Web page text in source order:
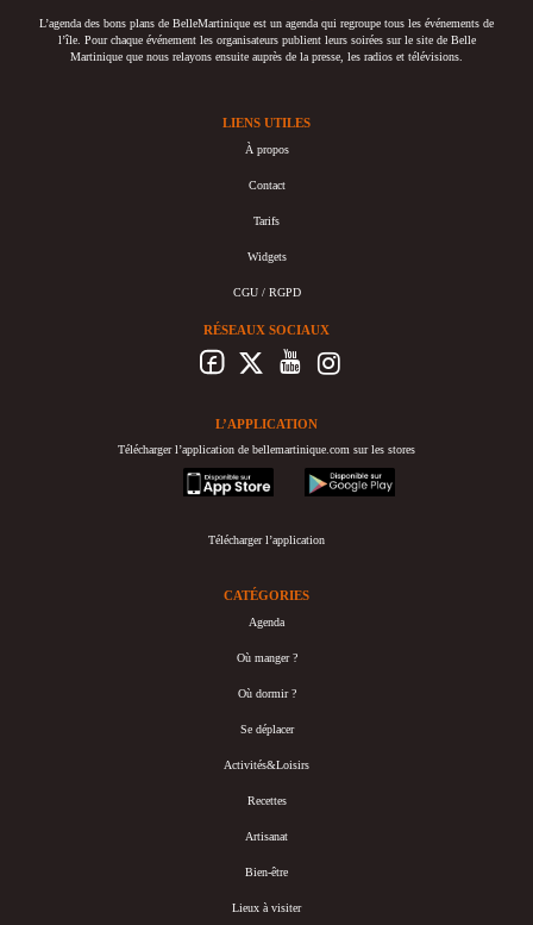
L’agenda des bons plans de BelleMartinique est un agenda qui regroupe tous les événements de
l’île. Pour chaque événement les organisateurs publient leurs soirées sur le site de Belle
Martinique que nous relayons ensuite auprès de la presse, les radios et télévisions.
LIENS UTILES
À propos
Contact
Tarifs
Widgets
CGU / RGPD
RÉSEAUX SOCIAUX
L’APPLICATION
Télécharger l’application de bellemartinique.com sur les stores
appstore
googleplay
Télécharger l’application
CATÉGORIES
Agenda
Où manger ?
Où dormir ?
Se déplacer
Activités&Loisirs
Recettes
Artisanat
Bien-être
Lieux à visiter